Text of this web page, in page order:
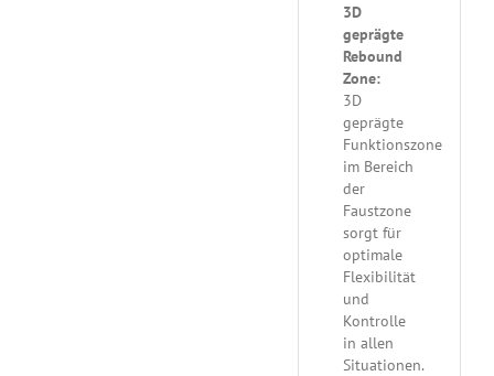
3D
geprägte
Rebound
Zone:
3D
geprägte
Funktionszone
im Bereich
der
Faustzone
sorgt für
optimale
Flexibilität
und
Kontrolle
in allen
Situationen.